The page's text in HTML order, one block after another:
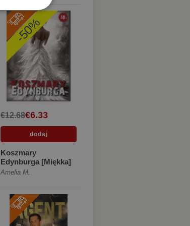
-50%
€6.33
€12.68
Koszmary
Edynburga [Miękka]
Amelia M.